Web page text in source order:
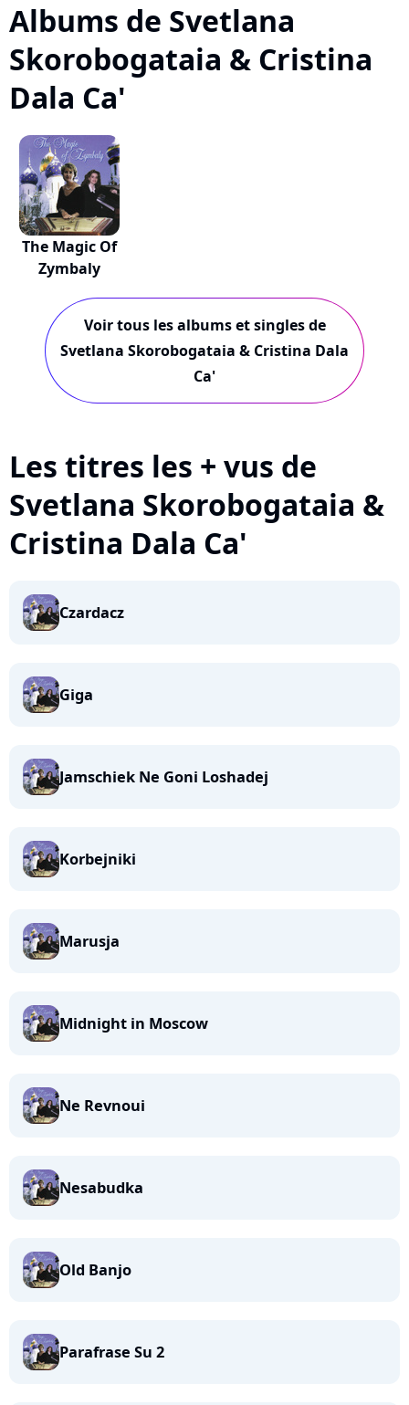
Albums de Svetlana
Skorobogataia & Cristina
Dala Ca'
The Magic Of
Zymbaly
Voir tous les albums et singles de
Svetlana Skorobogataia & Cristina Dala
Ca'
Les titres les + vus de
Svetlana Skorobogataia &
Cristina Dala Ca'
Czardacz
Giga
Jamschiek Ne Goni Loshadej
Korbejniki
Marusja
Midnight in Moscow
Ne Revnoui
Nesabudka
Old Banjo
Parafrase Su 2